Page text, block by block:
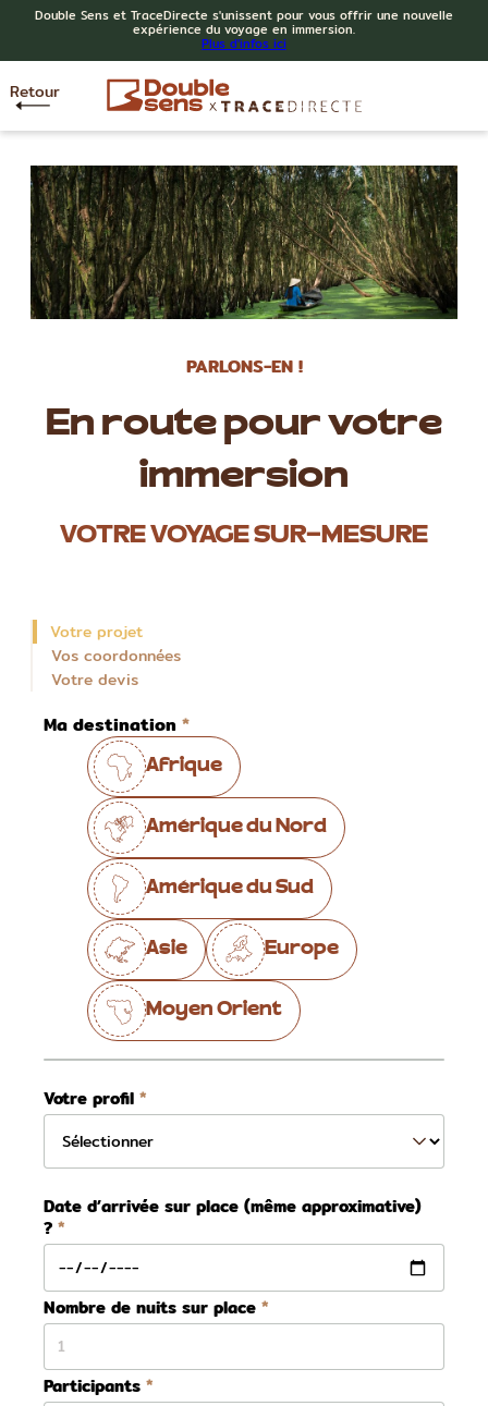
Double Sens et TraceDirecte s'unissent pour vous offrir une nouvelle
expérience du voyage en immersion.
Plus d'infos ici
Retour
PARLONS-EN !
En route pour votre
immersion
VOTRE VOYAGE SUR-MESURE
Votre projet
Vos coordonnées
Votre devis
Ma destination
Afrique
Amérique du Nord
Amérique du Sud
Asie Europe
Moyen Orient
Votre profil
Date d’arrivée sur place (même approximative)
?
Nombre de nuits sur place
Participants